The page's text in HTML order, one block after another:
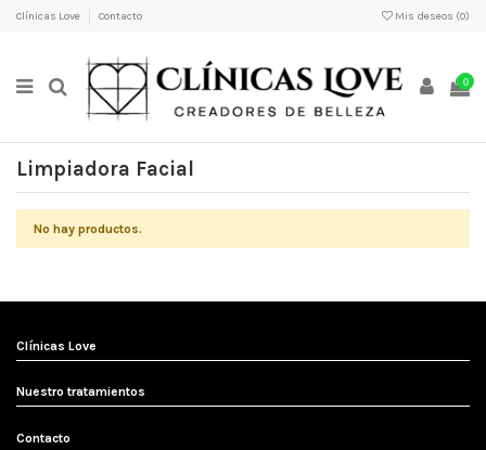
Clínicas Love Contacto Mis deseos (0)
0
Limpiadora Facial
No hay productos.
Clínicas Love
Nuestro tratamientos
Contacto